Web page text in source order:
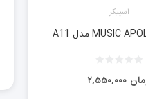
اسپیکر
۲,۵۵۰,۰۰۰